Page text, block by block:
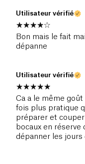
Utilisateur vérifié
Bon mais le fait
dépanne
Utilisateur vérifié
Ca a le même
fois plus pratique
préparer et
bocaux en réserve
dépanner les jours